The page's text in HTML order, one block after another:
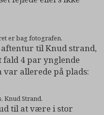
er bag fotografen.
til Knud strand,
4 par ynglende
var allerede på plads:
Knud Strand.
til at være i stor